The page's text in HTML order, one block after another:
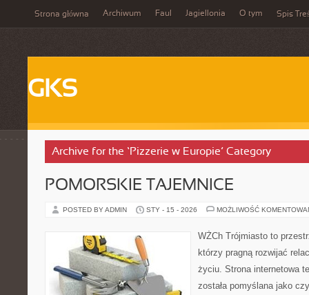
Strona główna Archiwum Faul Jagiellonia O tym Spis
GKS
Archive for the ‘Pizzerie w Europie’ Category
POMORSKIE TAJEMNICE
POSTED BY ADMIN STY - 15 - 2026 MOŻLIWOŚĆ
WŻCh Trójmiasto to
którzy pragną rozwijać
życiu. Strona internetowa
została pomyślana jako